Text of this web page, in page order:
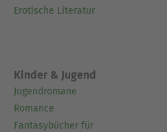
Erotische Literatur
Kinder & Jugend
Jugendromane
Romance
Fantasybücher für